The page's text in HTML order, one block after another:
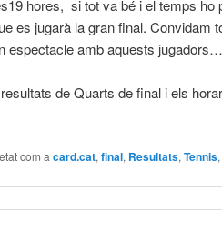
hores, si tot va bé i el temps ho
es jugarà la gran final. Convidam
espectacle amb aquests jugadors…
de Quarts de final i els
com a card.cat,final, Resultats,Tennis